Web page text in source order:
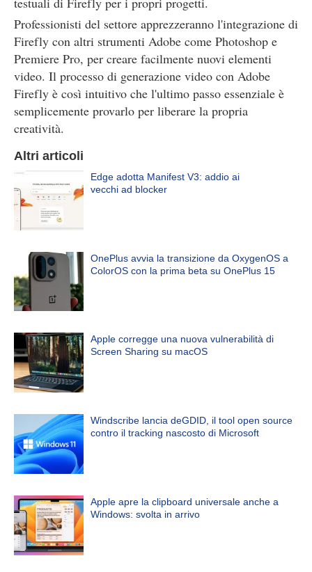
Professionisti del settore apprezzeranno l'integrazione di
Firefly con altri strumenti Adobe come Photoshop e
Premiere Pro, per creare facilmente nuovi elementi
video. Il processo di generazione video con Adobe
Firefly è così intuitivo che l'ultimo passo essenziale è
semplicemente provarlo per liberare la propria
creatività.
Altri articoli
Edge adotta Manifest V3: addio ai
vecchi ad blocker
OnePlus avvia la transizione da OxygenOS a
ColorOS con la prima beta su OnePlus 15
Apple corregge una nuova vulnerabilità di
Screen Sharing su macOS
Windscribe lancia deGDID, il tool open source
contro il tracking nascosto di Microsoft
Apple apre la clipboard universale anche a
Windows: svolta in arrivo